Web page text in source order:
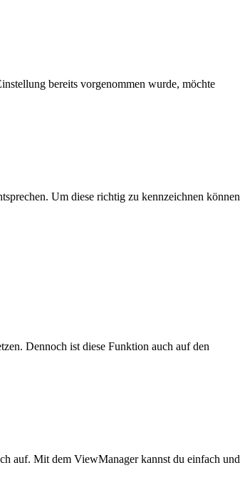
bereits vorgenommen wurde, möchte
Um diese richtig zu kennzeichnen können
Dennoch ist diese Funktion auch auf den
auf. Mit dem ViewManager kannst du einfach und